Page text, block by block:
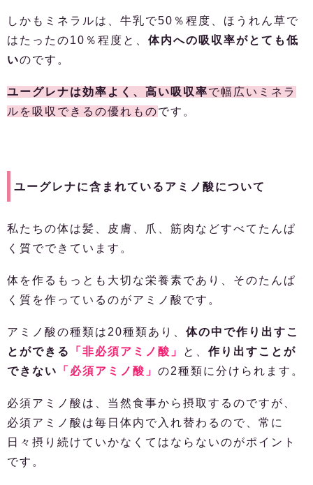
しかもミネラルは、牛乳で50％程度、ほうれん草で
はたったの10％程度と、 体内への吸収率がとても低
いのです。
ユーグレナは効率よく、高い吸収率で幅広いミネラ
ルを吸収できるの優れものです。
ユーグレナに含まれているアミノ酸について
私たちの体は髪、皮膚、爪、筋肉などすべてたんぱ
く質でできています。
体を作るもっとも大切な栄養素であり、そのたんぱ
く質を作っているのがアミノ酸です。
アミノ酸の種類は20種類あり、 体の中で作り出すこ
とができる
「非必須アミノ酸」 と、 作り出すことが
できない
「必須アミノ酸」 の2種類に分けられます。
必須アミノ酸は、当然食事から摂取するのですが、
必須アミノ酸は毎日体内で入れ替わるので、常に
日々摂り続けていかなくてはならないのがポイント
です。